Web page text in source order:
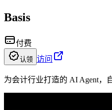
Basis
付费
认领 访问
为会计行业打造的 AI Agent，